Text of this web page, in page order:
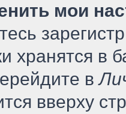
мои
хранятся в
в
вверху